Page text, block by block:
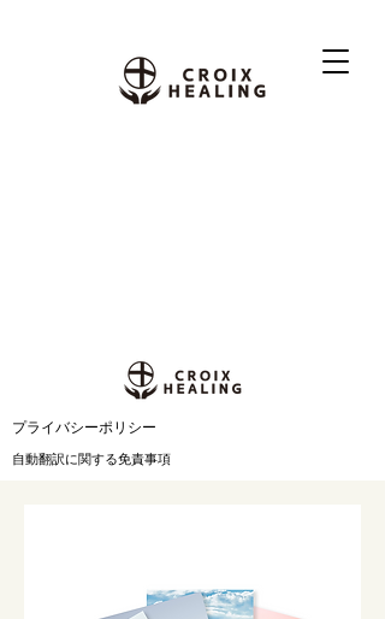
​プライバシーポリシー
自動翻訳に関する免責事項